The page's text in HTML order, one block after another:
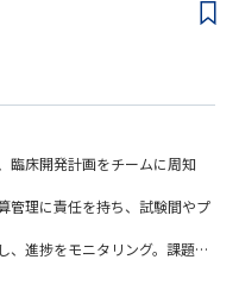
語）
臨床開発計画をチームに周知
管理に責任を持ち、試験間やプ
、進捗をモニタリング。課題は
プロジェクト運営を実現しま